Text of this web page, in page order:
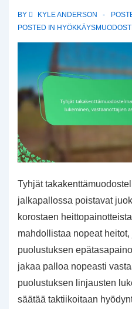
BY KYLE ANDERSON
POSTED IN
Tyhjät
jalkapallossa poistavat
korostaen
mahdollistaa nopeat
puolustuksen
jakaa palloa nopeasti
puolustuksen linjausten
säätää taktiikoitaan